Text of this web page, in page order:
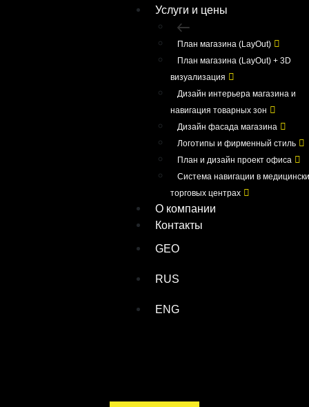
Услуги и цены
План магазина (LayOut)
План магазина (LayOut) + 3D
визуализация
Дизайн интерьера магазина и
навигация товарных зон
Дизайн фасада магазина
Логотипы и фирменный стиль
План и дизайн проект офиса
Система навигации в
торговых центрах
О компании
Контакты
GEO
RUS
ENG